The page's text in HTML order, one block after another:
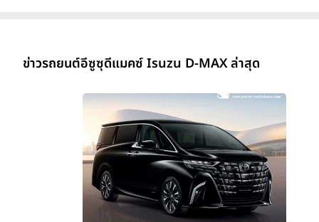
ข่าวรถยนต์อีซูซุดีแมคซ์ Isuzu D-MAX ล่าสุด